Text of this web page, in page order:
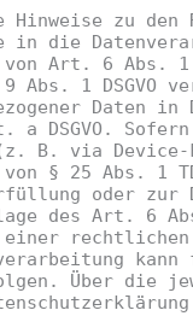
Hinweise zu
in die
von Art. 6 Abs.
Abs. 1 DSGVO
Daten
DSGVO.
(z. B. via
von § 25 Abs.
oder zur
des Art. 6
Über die